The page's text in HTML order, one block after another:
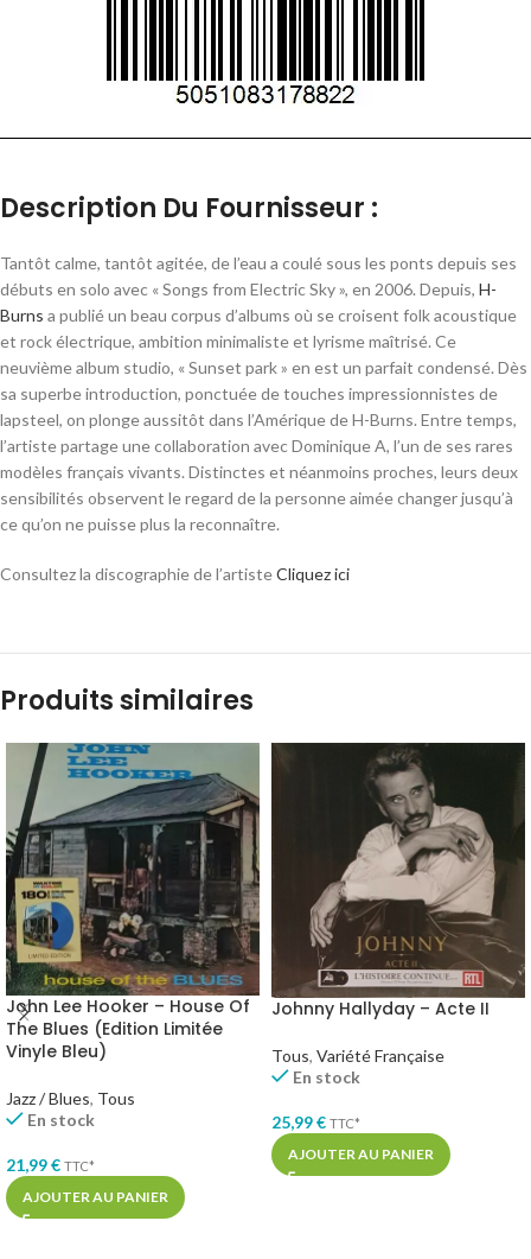
Description Du Fournisseur :
Tantôt calme, tantôt agitée, de l’eau a coulé sous les ponts depuis ses
débuts en solo avec « Songs from Electric Sky », en 2006. Depuis, H-
Burns a publié un beau corpus d’albums où se croisent folk acoustique
et rock électrique, ambition minimaliste et lyrisme maîtrisé. Ce
neuvième album studio, « Sunset park » en est un parfait condensé. Dès
sa superbe introduction, ponctuée de touches impressionnistes de
lapsteel, on plonge aussitôt dans l’Amérique de H-Burns. Entre temps,
l’artiste partage une collaboration avec Dominique A, l’un de ses rares
modèles français vivants. Distinctes et néanmoins proches, leurs deux
sensibilités observent le regard de la personne aimée changer jusqu’à
ce qu’on ne puisse plus la reconnaître.
Consultez la discographie de l’artisteCliquez ici
Produits similaires
John Lee Hooker – House Of
The Blues (Edition Limitée
Vinyle Bleu)
Jazz / Blues, Tous
En stock
21,99€ TTC*
AJOUTER AU PANIER
Johnny Hallyday – Acte II
Tous, Variété Française
En stock
25,99€ TTC*
AJOUTER AU PANIER